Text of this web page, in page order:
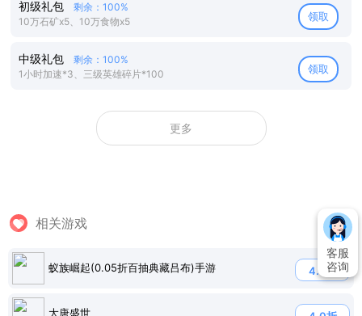
初级礼包
剩余：100%
10万石矿x5、10万食物x5
领取
中级礼包
剩余：100%
1小时加速*3、三级英雄碎片*100
领取
更多
相关游戏
蚁族崛起(0.05折百抽典藏吕布)手游 4.7折
大唐盛世
客服
咨询